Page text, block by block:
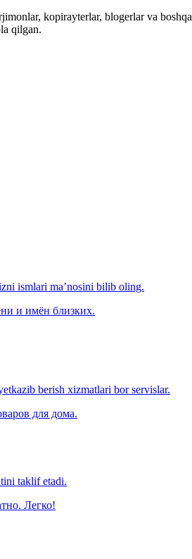
kopirayterlar, blogerlar va
qilgan.
ismlari ma’nosini bilib oling.
и имён близких.
berish xizmatlari bor servislar.
для дома.
taklif etadi.
Легко!